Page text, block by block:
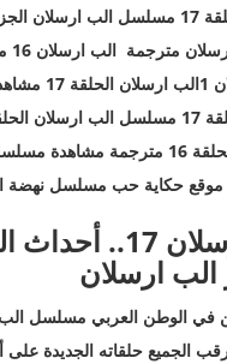
حكاية حب مسلسل نهضة
ارسلان
في الوطن العربي مسلسل
الجميع حلقاته